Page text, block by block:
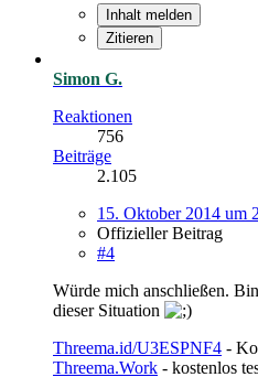
Inhalt melden
Zitieren
Simon G.
Reaktionen
756
Beiträge
2.105
15. Oktober 2014 um
Offizieller Beitrag
#4
Würde mich anschließen.
dieser Situation
Threema.id/U3ESPNF4 -
Threema.Work - kostenlos